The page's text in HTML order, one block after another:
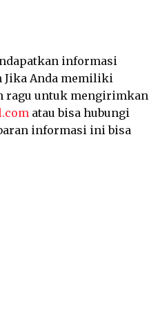
informasi
Jika Anda memiliki
ragu untuk mengirimkan
atau bisa hubungi
informasi ini bisa